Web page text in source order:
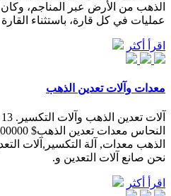
الذهب من الأرض عبر المناجم، وكان
عمليات في كل قارة، باستثناء القارة
اقرأ أكثر
معدات وآلات تعدين الذهب
الذهب معدات, آلة التكسير,آلات
نحن صانع آلات التعدين و.
اقرأ أكثر